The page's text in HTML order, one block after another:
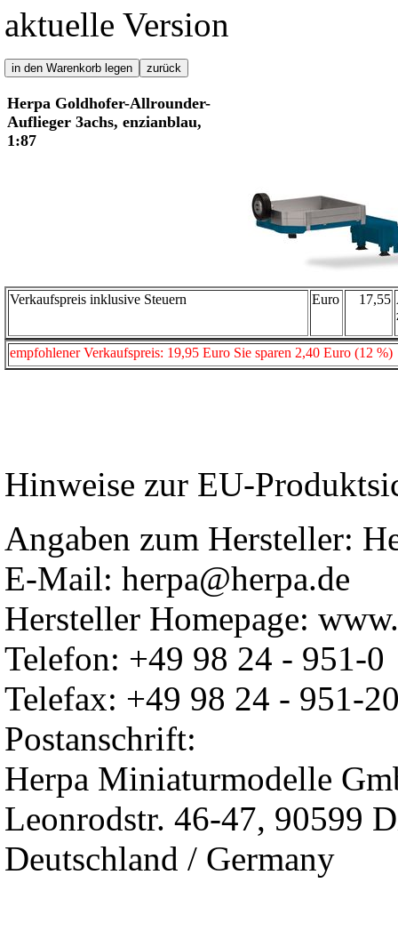
aktuelle Version
Herpa Goldhofer-Allrounder-
Auflieger 3achs, enzianblau,
1:87
Verkaufspreis inklusive Steuern Euro 17,55
empfohlener Verkaufspreis: 19,95 Euro Sie sparen 2,40 Euro (12 %)
Hinweise zur EU-
Angaben zum Hersteller:
E-Mail: herpa@herpa.de
Hersteller Homepage:
Telefon: +49 98 24 - 951-0
Telefax: +49 98 24 - 951-
Postanschrift:
Herpa Miniaturmodelle
Leonrodstr. 46-47, 90599
Deutschland / Germany